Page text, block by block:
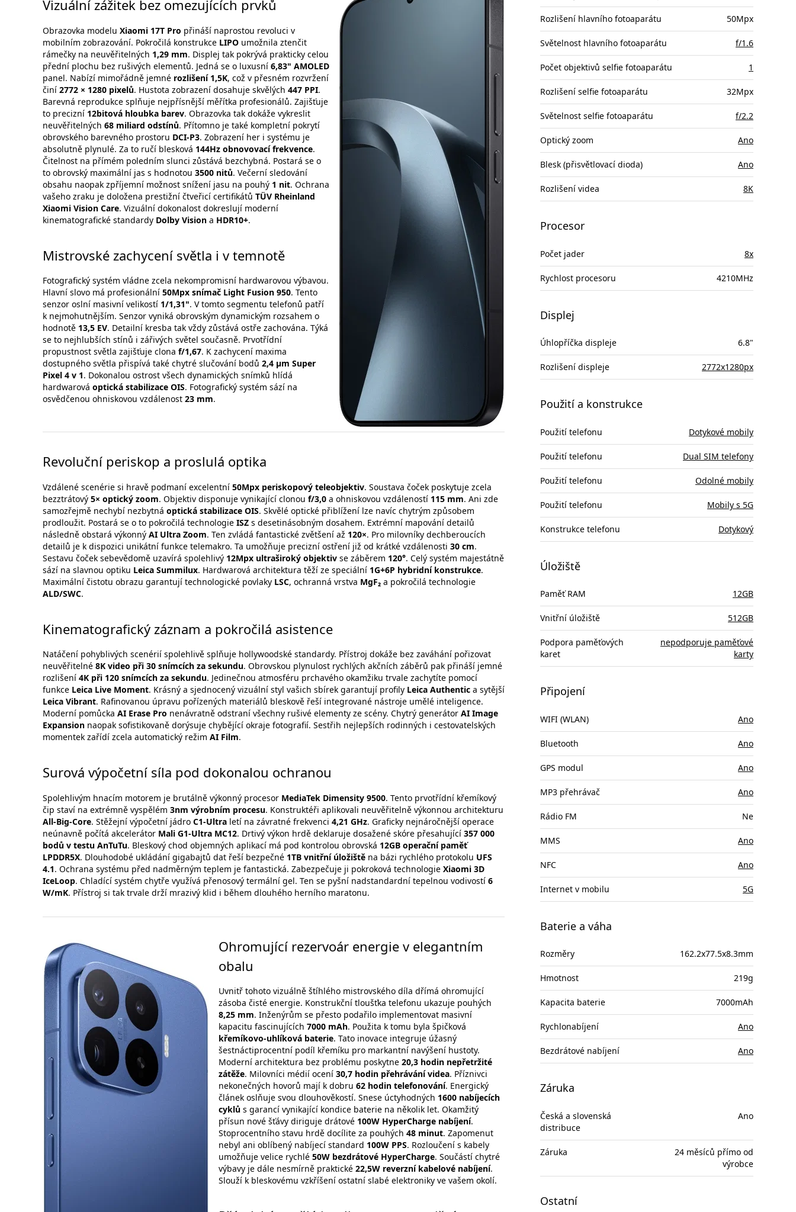
Vizuální zážitek bez omezujících prvků
Obrazovka modelu Xiaomi 17T Pro přináší naprostou revoluci v
mobilním zobrazování. Pokročilá konstrukce LIPO umožnila ztenčit
rámečky na neuvěřitelných 1,29 mm. Displej tak pokrývá prakticky celou
přední plochu bez rušivých elementů. Jedná se o luxusní 6,83" AMOLED
panel. Nabízí mimořádně jemné rozlišení 1,5K, což v přesném rozvržení
činí 2772 × 1280 pixelů. Hustota zobrazení dosahuje skvělých 447 PPI.
Barevná reprodukce splňuje nejpřísnější měřítka profesionálů. Zajišťuje
to precizní 12bitová hloubka barev. Obrazovka tak dokáže vykreslit
neuvěřitelných 68 miliard odstínů. Přítomno je také kompletní pokrytí
obrovského barevného prostoru DCI-P3. Zobrazení her i systému je
absolutně plynulé. Za to ručí blesková 144Hz obnovovací frekvence.
Čitelnost na přímém poledním slunci zůstává bezchybná. Postará se o
to obrovský maximální jas s hodnotou 3500 nitů. Večerní sledování
obsahu naopak zpříjemní možnost snížení jasu na pouhý 1 nit. Ochrana
vašeho zraku je doložena prestižní čtveřicí certifikátů TÜV Rheinland
Xiaomi Vision Care. Vizuální dokonalost dokreslují moderní
kinematografické standardy Dolby Vision a HDR10+.
Mistrovské zachycení světla i v temnotě
Fotografický systém vládne zcela nekompromisní hardwarovou výbavou.
Hlavní slovo má profesionální 50Mpx snímač Light Fusion 950. Tento
senzor oslní masivní velikostí 1/1,31". V tomto segmentu telefonů patří
k nejmohutnějším. Senzor vyniká obrovským dynamickým rozsahem o
hodnotě 13,5 EV. Detailní kresba tak vždy zůstává ostře zachována. Týká
se to nejhlubších stínů i zářivých světel současně. Prvotřídní
propustnost světla zajišťuje clona f/1,67. K zachycení maxima
dostupného světla přispívá také chytré slučování bodů 2,4 µm Super
Pixel 4 v 1. Dokonalou ostrost všech dynamických snímků hlídá
hardwarová optická stabilizace OIS. Fotografický systém sází na
osvědčenou ohniskovou vzdálenost 23 mm.
Revoluční periskop a proslulá optika
Vzdálené scenérie si hravě podmaní excelentní 50Mpx periskopový teleobjektiv. Soustava čoček poskytuje zcela
bezztrátový 5× optický zoom. Objektiv disponuje vynikající clonou f/3,0 a ohniskovou vzdáleností 115 mm. Ani zde
samozřejmě nechybí nezbytná optická stabilizace OIS. Skvělé optické přiblížení lze navíc chytrým způsobem
prodloužit. Postará se o to pokročilá technologie ISZ s desetinásobným dosahem. Extrémní mapování detailů
následně obstará výkonný AI Ultra Zoom. Ten zvládá fantastické zvětšení až 120×. Pro milovníky dechberoucích
detailů je k dispozici unikátní funkce telemakro. Ta umožňuje precizní ostření již od krátké vzdálenosti 30 cm.
Sestavu čoček sebevědomě uzavírá spolehlivý 12Mpx ultraširoký objektiv se záběrem 120°. Celý systém majestátně
sází na slavnou optiku Leica Summilux. Hardwarová architektura těží ze speciální 1G+6P hybridní konstrukce.
Maximální čistotu obrazu garantují technologické povlaky LSC, ochranná vrstva MgF₂ a pokročilá technologie
ALD/SWC.
Kinematografický záznam a pokročilá asistence
Natáčení pohyblivých scenérií spolehlivě splňuje hollywoodské standardy. Přístroj dokáže bez zaváhání pořizovat
neuvěřitelné 8K video při 30 snímcích za sekundu. Obrovskou plynulost rychlých akčních záběrů pak přináší jemné
rozlišení 4K při 120 snímcích za sekundu. Jedinečnou atmosféru prchavého okamžiku trvale zachytíte pomocí
funkce Leica Live Moment. Krásný a sjednocený vizuální styl vašich sbírek garantují profily Leica Authentic a sytější
Leica Vibrant. Rafinovanou úpravu pořízených materiálů bleskově řeší integrované nástroje umělé inteligence.
Moderní pomůcka AI Erase Pro nenávratně odstraní všechny rušivé elementy ze scény. Chytrý generátor AI Image
Expansion naopak sofistikovaně dorýsuje chybějící okraje fotografií. Sestřih nejlepších rodinných i cestovatelských
momentek zařídí zcela automatický režim AI Film.
Surová výpočetní síla pod dokonalou ochranou
Spolehlivým hnacím motorem je brutálně výkonný procesor MediaTek Dimensity 9500. Tento prvotřídní křemíkový
čip staví na extrémně vyspělém 3nm výrobním procesu. Konstruktéři aplikovali neuvěřitelně výkonnou architekturu
All-Big-Core. Stěžejní výpočetní jádro C1-Ultra letí na závratné frekvenci 4,21 GHz. Graficky nejnáročnější operace
neúnavně počítá akcelerátor Mali G1-Ultra MC12. Drtivý výkon hrdě deklaruje dosažené skóre přesahující 357 000
bodů v testu AnTuTu. Bleskový chod objemných aplikací má pod kontrolou obrovská 12GB operační paměť
LPDDR5X. Dlouhodobé ukládání gigabajtů dat řeší bezpečné 1TB vnitřní úložiště na bázi rychlého protokolu UFS
4.1. Ochrana systému před nadměrným teplem je fantastická. Zabezpečuje ji pokroková technologie Xiaomi 3D
IceLoop. Chladící systém chytře využívá přenosový termální gel. Ten se pyšní nadstandardní tepelnou vodivostí 6
W/mK. Přístroj si tak trvale drží mrazivý klid i během dlouhého herního maratonu.
Ohromující rezervoár energie v elegantním
obalu
Uvnitř tohoto vizuálně štíhlého mistrovského díla dřímá ohromující
zásoba čisté energie. Konstrukční tloušťka telefonu ukazuje pouhých
8,25 mm. Inženýrům se přesto podařilo implementovat masivní
kapacitu fascinujících 7000 mAh. Použita k tomu byla špičková
křemíkovo-uhlíková baterie. Tato inovace integruje úžasný
šestnáctiprocentní podíl křemíku pro markantní navýšení hustoty.
Moderní architektura bez problému poskytne 20,3 hodin nepřetržité
zátěže. Milovníci médií ocení 30,7 hodin přehrávání videa. Příznivci
nekonečných hovorů mají k dobru 62 hodin telefonování. Energický
článek oslňuje svou dlouhověkostí. Snese úctyhodných 1600 nabíjecích
cyklů s garancí vynikající kondice baterie na několik let. Okamžitý
přísun nové šťávy diriguje drátové 100W HyperCharge nabíjení.
Stoprocentního stavu hrdě docílite za pouhých 48 minut. Zapomenut
nebyl ani oblíbený nabíjecí standard 100W PPS. Rozloučení s kabely
umožňuje velice rychlé 50W bezdrátové HyperCharge. Součástí chytré
výbavy je dále nesmírně praktické 22,5W reverzní kabelové nabíjení.
Slouží k bleskovému vzkříšení ostatní slabé elektroniky ve vašem okolí.
Rozlišení hlavního fotoaparátu 50Mpx
Světelnost hlavního fotoaparátu f/1.6
Počet objektivů selfie fotoaparátu 1
Rozlišení selfie fotoaparátu 32Mpx
Světelnost selfie fotoaparátu f/2.2
Optický zoom Ano
Blesk (přisvětlovací dioda) Ano
Rozlišení videa 8K
Procesor
Počet jader 8x
Rychlost procesoru 4210MHz
Displej
Úhlopříčka displeje 6.8"
Rozlišení displeje 2772x1280px
Použití a konstrukce
Použití telefonu Dotykové mobily
Použití telefonu Dual SIM telefony
Použití telefonu Odolné mobily
Použití telefonu Mobily s 5G
Konstrukce telefonu Dotykový
Úložiště
Paměť RAM 12GB
Vnitřní úložiště 512GB
Podpora paměťových
karet
nepodporuje paměťové
karty
Připojení
WIFI (WLAN) Ano
Bluetooth Ano
GPS modul Ano
MP3 přehrávač Ano
Rádio FM Ne
MMS Ano
NFC Ano
Internet v mobilu 5G
Baterie a váha
Rozměry 162.2x77.5x8.3mm
Hmotnost 219g
Kapacita baterie 7000mAh
Rychlonabíjení Ano
Bezdrátové nabíjení Ano
Záruka
Česká a slovenská
distribuce
Ano
Záruka
24 měsíců přímo od
výrobce
Ostatní